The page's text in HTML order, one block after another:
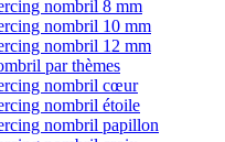
nombril 8 mm
nombril 10 mm
nombril 12 mm
par thèmes
nombril cœur
nombril étoile
nombril papillon